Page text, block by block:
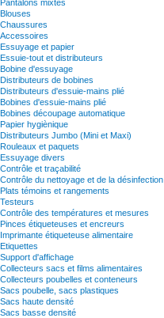
Pantalons mixtes
Blouses
Chaussures
Accessoires
Essuyage et papier
Essuie-tout et distributeurs
Bobine d'essuyage
Distributeurs de bobines
Distributeurs d'essuie-mains plié
Bobines d'essuie-mains plié
Bobines découpage automatique
Papier hygiènique
Distributeurs Jumbo (Mini et Maxi)
Rouleaux et paquets
Essuyage divers
Contrôle et traçabilité
Contrôle du nettoyage et de la désinfection
Plats témoins et rangements
Testeurs
Contrôle des températures et mesures
Pinces étiqueteuses et encreurs
Imprimante étiqueteuse alimentaire
Etiquettes
Support d'affichage
Collecteurs sacs et films alimentaires
Collecteurs poubelles et conteneurs
Sacs poubelle, sacs plastiques
Sacs haute densité
Sacs basse densité